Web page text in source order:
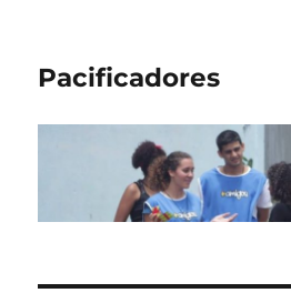
Pacificadores